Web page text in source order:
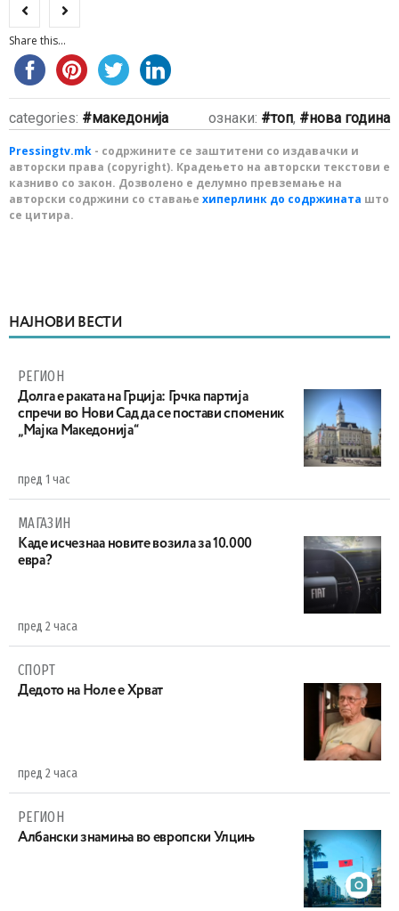
Share this...
categories: македонија ознаки: топ, нова година
Pressingtv.mk - содржините се заштитени со издавачки и
авторски права (copyright). Крадењето на авторски текстови е
казниво со закон. Дозволено е делумно превземање на
авторски содржини со ставање хиперлинк до содржината што
се цитира.
НАЈНОВИ ВЕСТИ
РЕГИОН
Долга е раката на Грција: Грчка партија
спречи во Нови Сад да се постави споменик
„Мајка Македонија“
пред 1 час
МАГАЗИН
Каде исчезнаа новите возила за 10.000
евра?
пред 2 часа
СПОРТ
Дедото на Ноле е Хрват
пред 2 часа
РЕГИОН
Aлбански знамиња во европски Улцињ